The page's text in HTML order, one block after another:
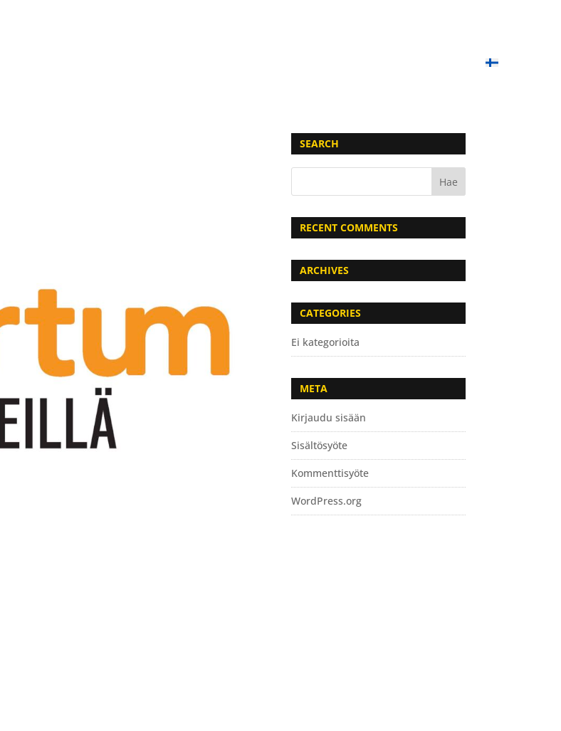
SEARCH
RECENT COMMENTS
ARCHIVES
CATEGORIES
Ei kategorioita
META
Kirjaudu sisään
Sisältösyöte
Kommenttisyöte
WordPress.org